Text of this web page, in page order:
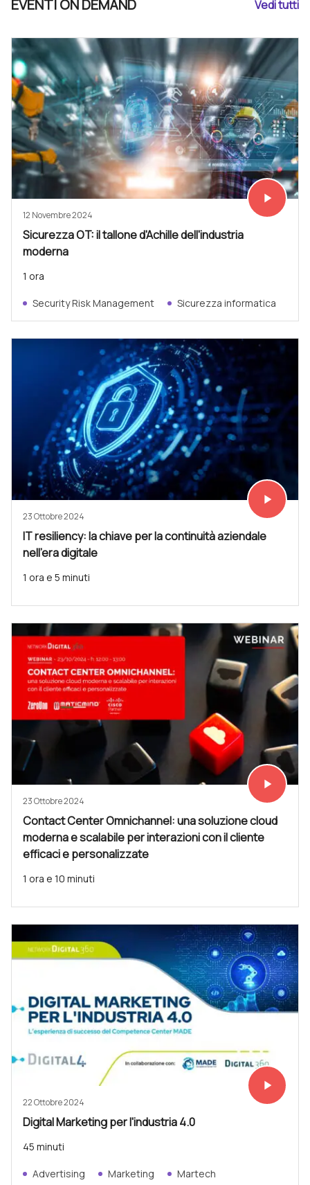
EVENTI ON DEMAND Vedi tutti
Vedi subito
play_arrow
12 Novembre 2024
Sicurezza OT: il tallone d'Achille dell'industria
moderna
1 ora
Security Risk Management Sicurezza informatica
Vedi subito
play_arrow
23 Ottobre 2024
IT resiliency: la chiave per la continuità aziendale
nell'era digitale
1 ora e 5 minuti
Vedi subito
play_arrow
23 Ottobre 2024
Contact Center Omnichannel: una soluzione cloud
moderna e scalabile per interazioni con il cliente
efficaci e personalizzate
1 ora e 10 minuti
Vedi subito
play_arrow
22 Ottobre 2024
Digital Marketing per l'industria 4.0
45 minuti
Advertising Marketing Martech